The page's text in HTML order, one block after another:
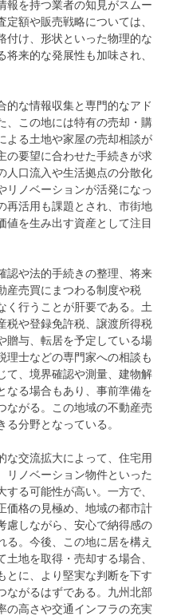
報を持つ業者の知見がスムー
額や販売戦略については、
付け、形状といった物理的な
来的な発展性も加味され、
的な情報収集と専門的なアド
、この地には特有の売却・購
よる土地や家屋の売却相談が
の要望に合わせた手続きが求
人口流入や生活拠点の分散化
リノベーションが活発になっ
再活用も課題とされ、市街地
値を生み出す資産として注目
認や法的手続きの整理、将来
産売買にまつわる制度や税
く行うことが肝要である。土
税や登録免許税、譲渡所得税
贈与、転居を予定している場
理士などの専門家への相談も
て、境界確認や測量、建物解
なる場合もあり、事前準備を
ながる。この地域の不動産売
分野となっている。
な交流拡大によって、住宅用
リノベーション物件といった
る可能性が高い。一方で、
価格の見極め、地域の都市計
慮しながら、安心で納得感の
。今後、この地に居を構え
地を取得・売却する場合、
とに、より堅実な判断を下す
ながるはずである。九州北部
の高さや交通インフラの充実